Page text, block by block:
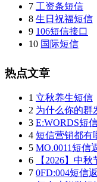
7 工资条短信
8 生日祝福短信
9 106短信接口
10 国际短信
热点文章
1 立秋养生短信
2 为什么你的群
3 E:WORDS短
4 短信营销都有
5 MO.0011短信
6
【2026】中
7 0FD:004短信